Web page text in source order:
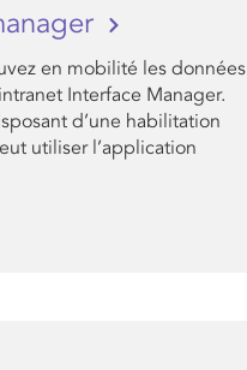
en mobilité les données
Interface Manager.
d’une habilitation
utiliser l’application